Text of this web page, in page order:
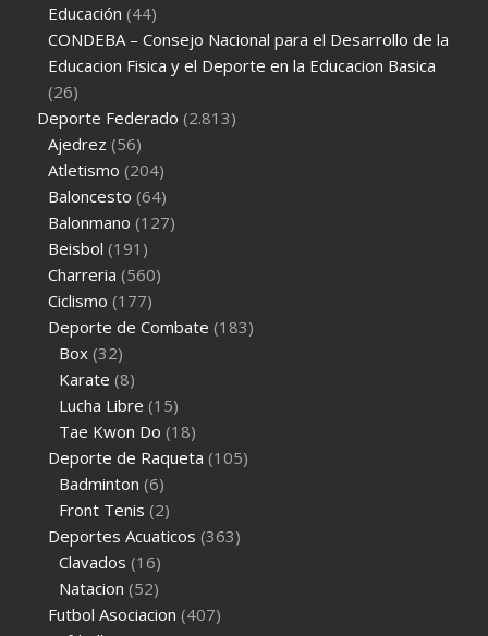
Educación (44)
CONDEBA – Consejo Nacional para el Desarrollo de la
Educacion Fisica y el Deporte en la Educacion Basica
(26)
Deporte Federado (2.813)
Ajedrez (56)
Atletismo (204)
Baloncesto (64)
Balonmano (127)
Beisbol (191)
Charreria (560)
Ciclismo (177)
Deporte de Combate (183)
Box (32)
Karate (8)
Lucha Libre (15)
Tae Kwon Do (18)
Deporte de Raqueta (105)
Badminton (6)
Front Tenis (2)
Deportes Acuaticos (363)
Clavados (16)
Natacion (52)
Futbol Asociacion (407)